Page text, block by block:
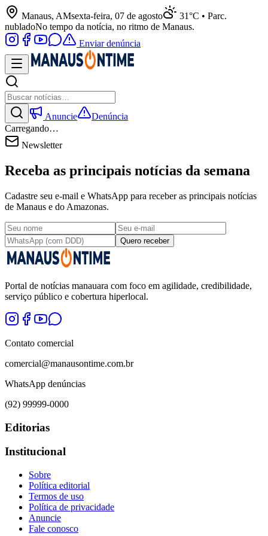
Manaus, AMsexta-feira, 07 de agosto
31°C • Parc.
nubladoNo tempo da notícia, no ritmo de Manaus.
Enviar denúncia
Anuncie
Denúncia
Carregando…
Newsletter
Receba as principais notícias da semana
Cadastre seu e-mail e WhatsApp para receber as principais notícias
de Manaus e do Amazonas.
Quero receber
Portal de notícias manauara com foco em agilidade, credibilidade,
serviço público e cobertura hiperlocal.
Contato comercial
comercial@manausontime.com.br
WhatsApp denúncias
(92) 99999-0000
Editorias
Institucional
Sobre
Política editorial
Termos de uso
Política de privacidade
Anuncie
Fale conosco